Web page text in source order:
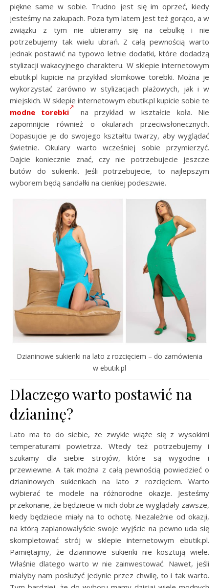
piękne same w sobie. Trudno jest się im oprzeć, kiedy
jesteśmy na zakupach. Poza tym latem jest też gorąco, a w
związku z tym nie ubieramy się na cebulkę i nie
potrzebujemy tak wielu ubrań. Z całą pewnością warto
jednak postawić na typowo letnie dodatki, które dodadzą
stylizacji wakacyjnego charakteru. W sklepie internetowym
ebutik.pl kupicie na przykład słomkowe torebki. Można je
wykorzystać zarówno w stylizacjach plażowych, jak i w
miejskich. W sklepie internetowym ebutik.pl kupicie sobie te
modne torebki
na przykład w kształcie koła. Nie
zapomnijcie również o okularach przeciwsłonecznych.
Dopasujcie je do swojego kształtu twarzy, aby wyglądać
świetnie. Okulary warto wcześniej sobie przymierzyć.
Dajcie koniecznie znać, czy nie potrzebujecie jeszcze
butów do sukienki. Jeśli potrzebujecie, to najlepszym
wyborem będą sandałki na cienkiej podeszwie.
Dzianinowe sukienki na lato z rozcięciem – do zamówienia
w ebutik.pl
Dlaczego warto postawić na
dzianinę?
Lato ma to do siebie, że zwykle wiąże się z wysokimi
temperaturami powietrza. Wtedy też potrzebujemy i
szukamy dla siebie strojów, które są wygodne i
przewiewne. A tak można z całą pewnością powiedzieć o
dzianinowych sukienkach na lato z rozcięciem. Warto
wybierać te modele na różnorodne okazje. Jesteśmy
przekonane, że będziecie w nich dobrze wyglądały zawsze,
kiedy będziecie miały na to ochotę. Niezależnie od okazji,
na którą zaplanowałyście swoje wyjście na pewno uda się
skompletować strój w sklepie internetowym ebutik.pl.
Pamiętajmy, że dzianinowe sukienki nie kosztują wiele.
Właśnie dlatego warto w nie zainwestować. Nawet, jeśli
miałyby nam posłużyć jedynie przez chwilę, to i tak warto.